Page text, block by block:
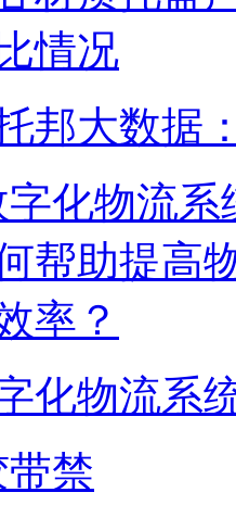
邦大数据
化物流系